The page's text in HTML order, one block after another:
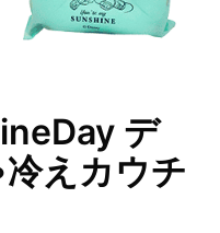
デ
えカウチ